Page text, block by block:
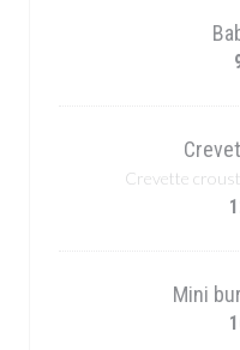
Crevette
Mini